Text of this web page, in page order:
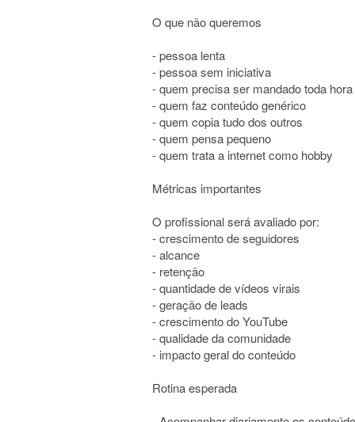
O que não queremos
- pessoa lenta
- pessoa sem iniciativa
- quem precisa ser mandado toda hora
- quem faz conteúdo genérico
- quem copia tudo dos outros
- quem pensa pequeno
- quem trata a internet como hobby
Métricas importantes
O profissional será avaliado por:
- crescimento de seguidores
- alcance
- retenção
- quantidade de vídeos virais
- geração de leads
- crescimento do YouTube
- qualidade da comunidade
- impacto geral do conteúdo
Rotina esperada